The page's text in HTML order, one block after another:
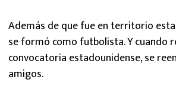
Además de que fue en territorio
se formó como futbolista. Y cuando
convocatoria estadounidense, se
amigos.